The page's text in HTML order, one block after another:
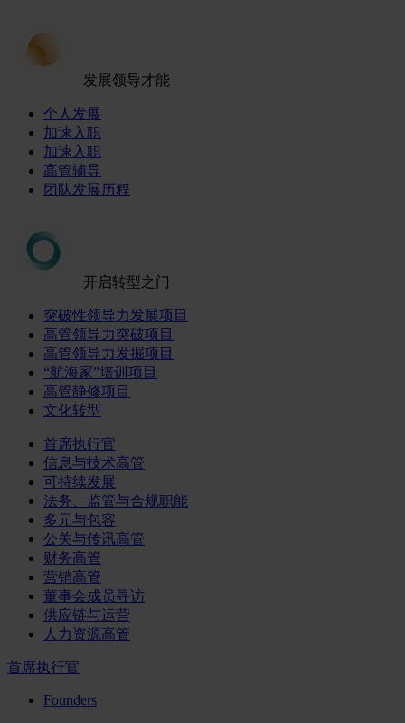
发展领导才能
个人发展
加速入职
加速入职
高管辅导
团队发展历程
开启转型之门
突破性领导力发展项目
高管领导力突破项目
高管领导力发掘项目
“航海家”培训项目
高管静修项目
文化转型
首席执行官
信息与技术高管
可持续发展
法务、监管与合规职能
多元与包容
公关与传讯高管
财务高管
营销高管
董事会成员寻访
供应链与运营
人力资源高管
首席执行官
Founders